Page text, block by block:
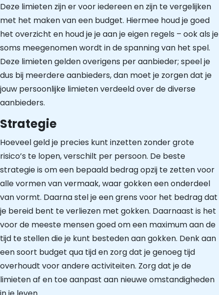
Deze limieten zijn er voor iedereen en zijn te vergelijken
met het maken van een budget. Hiermee houd je goed
het overzicht en houd je je aan je eigen regels – ook als je
soms meegenomen wordt in de spanning van het spel.
Deze limieten gelden overigens per aanbieder; speel je
dus bij meerdere aanbieders, dan moet je zorgen dat je
jouw persoonlijke limieten verdeeld over de diverse
aanbieders.
Strategie
Hoeveel geld je precies kunt inzetten zonder grote
risico’s te lopen, verschilt per persoon. De beste
strategie is om een bepaald bedrag opzij te zetten voor
alle vormen van vermaak, waar gokken een onderdeel
van vormt. Daarna stel je een grens voor het bedrag dat
je bereid bent te verliezen met gokken. Daarnaast is het
voor de meeste mensen goed om een maximum aan de
tijd te stellen die je kunt besteden aan gokken. Denk aan
een soort budget qua tijd en zorg dat je genoeg tijd
overhoudt voor andere activiteiten. Zorg dat je de
limieten af en toe aanpast aan nieuwe omstandigheden